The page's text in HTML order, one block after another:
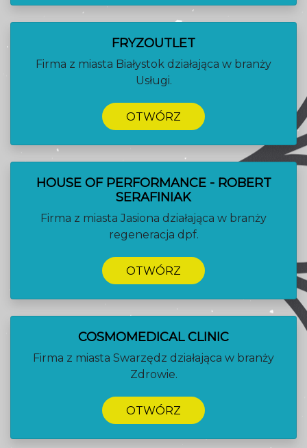
FRYZOUTLET
Firma z miasta Białystok działająca w branży
Usługi.
OTWÓRZ
HOUSE OF PERFORMANCE - ROBERT
SERAFINIAK
Firma z miasta Jasiona działająca w branży
regeneracja dpf.
OTWÓRZ
COSMOMEDICAL CLINIC
Firma z miasta Swarzędz działająca w branży
Zdrowie.
OTWÓRZ